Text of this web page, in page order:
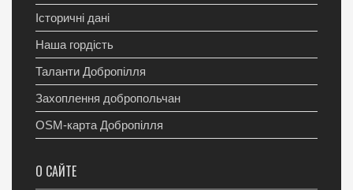
Історичні дані
Наша гордість
Таланти Добропілля
Захоплення добропольчан
OSM-карта Добропілля
О САЙТЕ